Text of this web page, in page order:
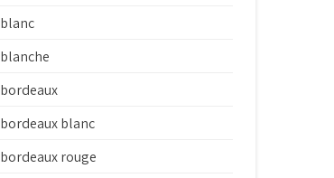
blanc
blanche
bordeaux
bordeaux blanc
bordeaux rouge